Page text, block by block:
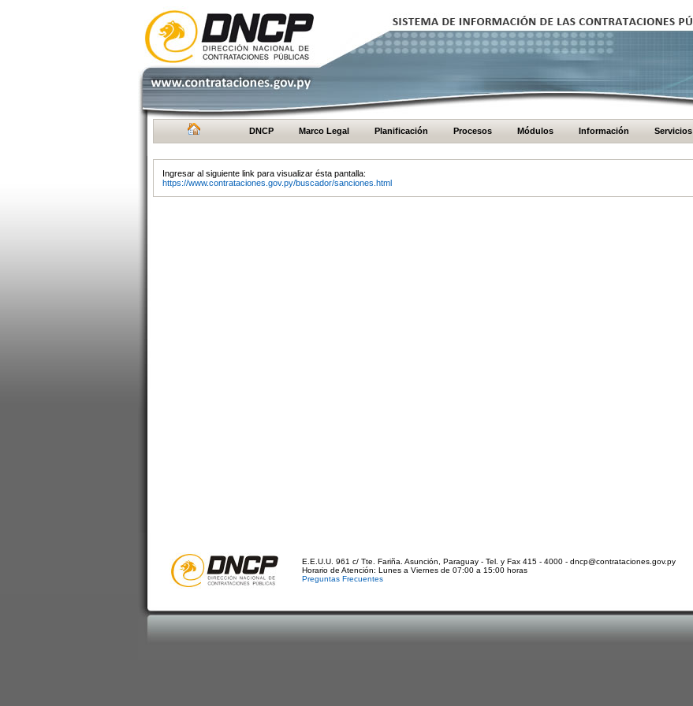
DNCP Marco Legal Planificación Procesos Módulos Información Servicios
Ingresar al siguiente link para visualizar ésta pantalla:
https://www.contrataciones.gov.py/buscador/sanciones.html
E.E.U.U. 961 c/ Tte. Fariña. Asunción, Paraguay - Tel. y Fax 415 - 4000 - dncp@contrataciones.gov.py
Horario de Atención: Lunes a Viernes de 07:00 a 15:00 horas
Preguntas Frecuentes